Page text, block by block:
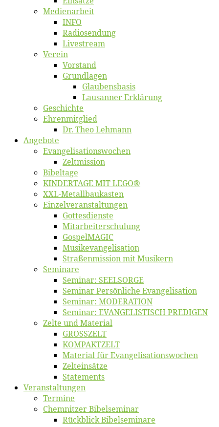
Me­di­en­ar­beit
INFO
Ra­dio­sen­dung
Live­stream
Ver­ein
Vor­stand
Grund­la­gen
Glaubens­ba­sis
Lausan­ner Erklärung
Ge­schich­te
Eh­ren­mit­glied
Dr. Theo Lehmann
An­ge­bo­te
Evangelisa­tions­wo­chen
Zelt­mis­si­on
Bi­bel­ta­ge
KINDERTAGE MIT LEGO®
XXL-Me­­tal­l­­bau­­kas­­ten
Einzelver­an­stal­tungen
Got­tes­diens­te
Mitarbeiter­schulung
Gos­pel­MA­GIC
Musikevan­ge­li­sa­tion
Straßenmis­sion mit Musikern
Se­mi­na­re
Se­mi­nar: SEELSORGE
Se­mi­nar Per­sön­li­che Evangelisation
Se­mi­nar: MODERATION
Se­mi­nar: EVANGELISTISCH PREDIGEN
Zel­te und Material
GROSSZELT
KOMPAKTZELT
Ma­te­ri­al für Evangelisationswochen
Zelt­ein­sät­ze
State­ments
Ver­an­stal­tun­gen
Ter­mi­ne
Chemnit­zer Bibelseminar
Rück­blick Bibelseminare